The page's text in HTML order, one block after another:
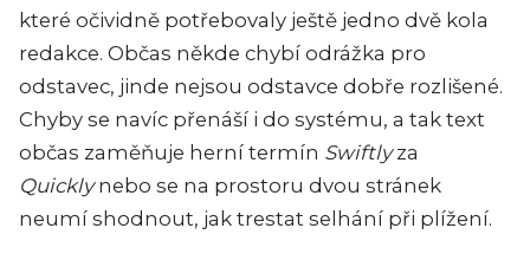
které očividně potřebovaly ještě jedno dvě kola
redakce. Občas někde chybí odrážka pro
odstavec, jinde nejsou odstavce dobře rozlišené.
Chyby se navíc přenáší i do systému, a tak text
občas zaměňuje herní termín Swiftlyza
Quicklynebo se na prostoru dvou stránek
neumí shodnout, jak trestat selhání při plížení.